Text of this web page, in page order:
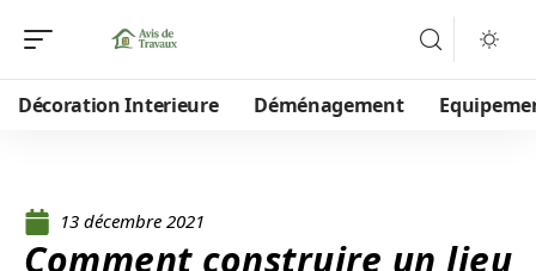
Décoration Interieure Déménagement
13 décembre 2021
Comment construire un lieu